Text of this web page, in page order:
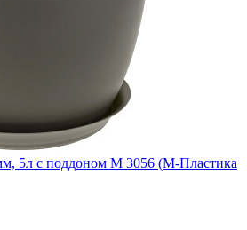
5л с поддоном М 3056 (М-Пластика